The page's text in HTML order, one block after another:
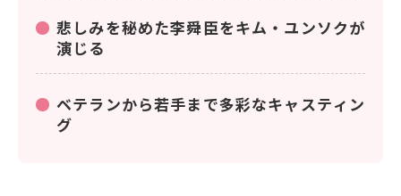
悲しみを秘めた李舜臣をキム・ユンソクが
演じる
ベテランから若手まで多彩なキャスティン
グ